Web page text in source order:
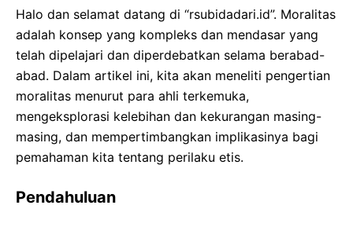
Halo dan selamat datang di “rsubidadari.id”. Moralitas
adalah konsep yang kompleks dan mendasar yang
telah dipelajari dan diperdebatkan selama berabad-
abad. Dalam artikel ini, kita akan meneliti pengertian
moralitas menurut para ahli terkemuka,
mengeksplorasi kelebihan dan kekurangan masing-
masing, dan mempertimbangkan implikasinya bagi
pemahaman kita tentang perilaku etis.
Pendahuluan